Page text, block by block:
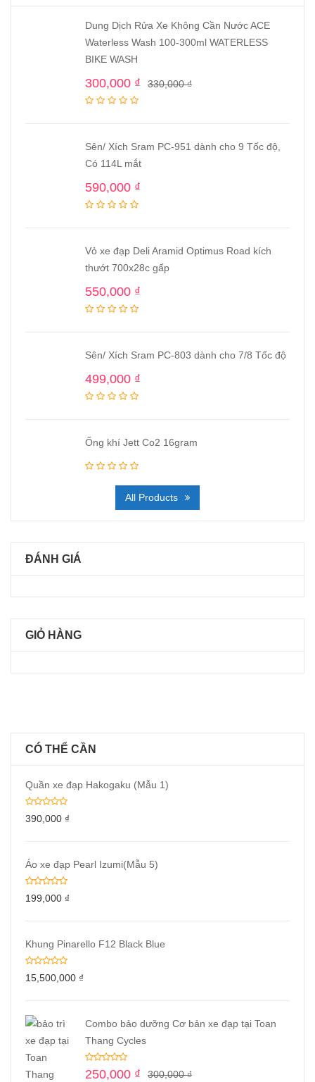
Dung Dịch Rửa Xe Không Cần Nước ACE
Waterless Wash 100-300ml WATERLESS
BIKE WASH
330,000₫
300,000 ₫
Sên/ Xích Sram PC-951 dành cho 9 Tốc độ,
Có 114L mắt
590,000 ₫
Vỏ xe đạp Deli Aramid Optimus Road kích
thướt 700x28c gấp
550,000 ₫
Sên/ Xích Sram PC-803 dành cho 7/8 Tốc độ
499,000 ₫
Ống khí Jett Co2 16gram
All Products
ĐÁNH GIÁ
GIỎ HÀNG
CÓ THỂ CẦN
Quần xe đạp Hakogaku (Mẫu 1)
390,000 ₫
Áo xe đạp Pearl Izumi(Mẫu 5)
199,000 ₫
Khung Pinarello F12 Black Blue
15,500,000 ₫
Combo bảo dưỡng Cơ bản xe đạp tại Toan
Thang Cycles
300,000₫
250,000 ₫